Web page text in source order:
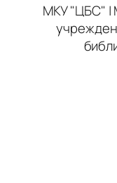
МКУ "ЦБС" |